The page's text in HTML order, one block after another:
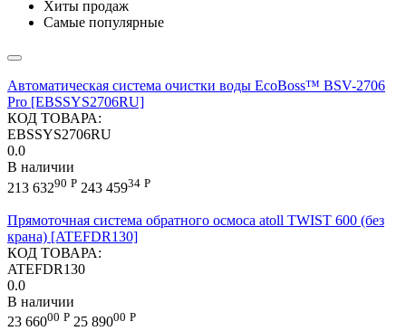
Хиты продаж
Самые популярные
Автоматическая система очистки воды EcoBoss™ BSV-2706
Pro [EBSSYS2706RU]
КОД ТОВАРА:
EBSSYS2706RU
0.0
В наличии
213 63290 Р 243 45934 Р
Прямоточная система обратного осмоса atoll TWIST 600 (без
крана) [ATEFDR130]
КОД ТОВАРА:
ATEFDR130
0.0
В наличии
23 66000 Р 25 89000 Р